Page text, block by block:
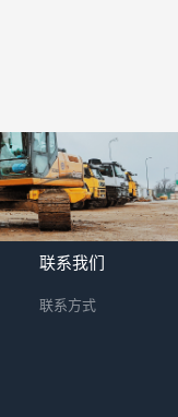
联系我们
联系方式